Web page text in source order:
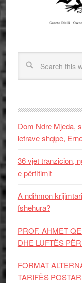
Dom Ndre Mjeda,
letrave shqipe,
36 vjet tranzicion,
e përfitimit
A ndihmon
fshehura?
PROF. AHMET
DHE LUFTЁS
FORMAT
TARIFËS